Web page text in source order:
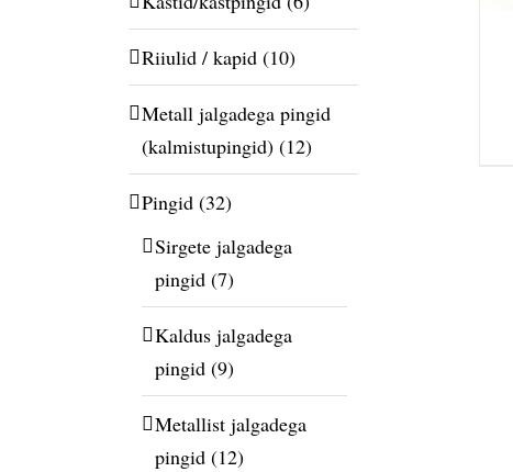
Riiulid / kapid (10)
Metall jalgadega pingid
(kalmistupingid) (12)
Pingid (32)
Sirgete jalgadega
pingid (7)
Kaldus jalgadega
pingid (9)
Metallist jalgadega
pingid (12)